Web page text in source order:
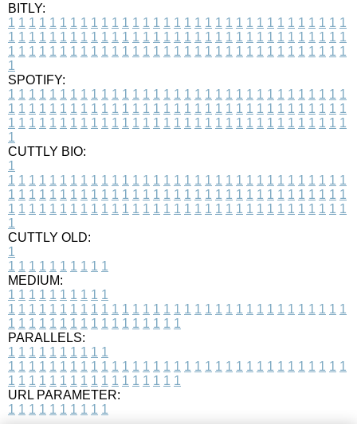
BITLY:
1 1 1 1 1 1 1 1 1 1 1 1 1 1 1 1 1 1 1 1 1 1 1 1 1 1 1 1 1 1 1 1 1
1 1 1 1 1 1 1 1 1 1 1 1 1 1 1 1 1 1 1 1 1 1 1 1 1 1 1 1 1 1 1 1 1
1 1 1 1 1 1 1 1 1 1 1 1 1 1 1 1 1 1 1 1 1 1 1 1 1 1 1 1 1 1 1 1 1
1
SPOTIFY:
1 1 1 1 1 1 1 1 1 1 1 1 1 1 1 1 1 1 1 1 1 1 1 1 1 1 1 1 1 1 1 1 1
1 1 1 1 1 1 1 1 1 1 1 1 1 1 1 1 1 1 1 1 1 1 1 1 1 1 1 1 1 1 1 1 1
1 1 1 1 1 1 1 1 1 1 1 1 1 1 1 1 1 1 1 1 1 1 1 1 1 1 1 1 1 1 1 1 1
1
CUTTLY BIO:
1
1 1 1 1 1 1 1 1 1 1 1 1 1 1 1 1 1 1 1 1 1 1 1 1 1 1 1 1 1 1 1 1 1
1 1 1 1 1 1 1 1 1 1 1 1 1 1 1 1 1 1 1 1 1 1 1 1 1 1 1 1 1 1 1 1 1
1 1 1 1 1 1 1 1 1 1 1 1 1 1 1 1 1 1 1 1 1 1 1 1 1 1 1 1 1 1 1 1 1
1
CUTTLY OLD:
1
1 1 1 1 1 1 1 1 1 1
MEDIUM:
1 1 1 1 1 1 1 1 1 1
1 1 1 1 1 1 1 1 1 1 1 1 1 1 1 1 1 1 1 1 1 1 1 1 1 1 1 1 1 1 1 1 1
1 1 1 1 1 1 1 1 1 1 1 1 1 1 1 1 1
PARALLELS:
1 1 1 1 1 1 1 1 1 1
1 1 1 1 1 1 1 1 1 1 1 1 1 1 1 1 1 1 1 1 1 1 1 1 1 1 1 1 1 1 1 1 1
1 1 1 1 1 1 1 1 1 1 1 1 1 1 1 1 1
URL PARAMETER:
1 1 1 1 1 1 1 1 1 1